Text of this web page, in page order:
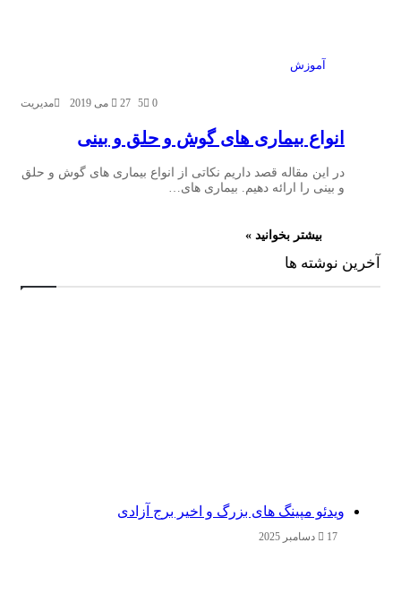
آموزش
مدیریت 27 می 2019 0
5
انواع بیماری های گوش و حلق و بینی
در این مقاله قصد داریم نکاتی از انواع بیماری های گوش و حلق
و بینی را ارائه دهیم. بیماری های…
بیشتر بخوانید »
آخرین نوشته ها
ویدئو مپینگ های بزرگ و اخیر برج آزادی
17 دسامبر 2025